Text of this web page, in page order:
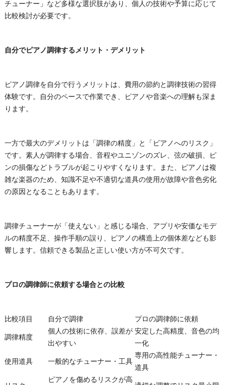
チューナー」など多様な選択肢があり、個人の技術や予算に応じて
比較検討が必要です。
自分でピアノ調律するメリット・デメリット
ピアノ調律を自分で行うメリットは、費用の節約と調律技術の習得
体験です。自分のペースで作業でき、ピアノや音楽への理解も深ま
ります。
一方で最大のデメリットは「調律の精度」と「ピアノへのリスク」
です。素人が調律する場合、音程やユニゾンのズレ、弦の破損、ピ
ンの損傷などトラブルが起こりやすくなります。また、ピアノは複
雑な楽器のため、知識不足や不適切な道具の使用が故障や音色劣化
の原因となることもあります。
調律チューナーが「使えない」と感じる場合、アプリや安価なモデ
ルの精度不足、操作手順の誤り、ピアノの構造上の個体差なども影
響します。信頼できる製品と正しい使い方が不可欠です。
プロの調律師に依頼する場合との比較
比較項目 自分で調律
プロの調律師に依頼
調律精度
個人の技術に依存、誤差が
出やすい
安定した高精度、音色の均
一化
使用道具
一般的なチューナー・工具
専用の高性能チューナー・
道具
ピアノを傷めるリスクが高